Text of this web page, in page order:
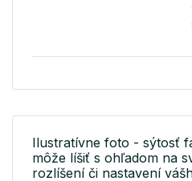
Ilustratívne foto - sýtosť
môže líšiť s ohľadom na
rozlíšení či nastavení